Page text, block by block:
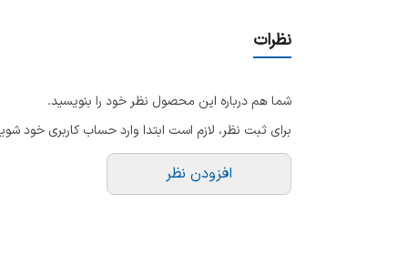
نظرات
شما هم درباره این محصول نظر خود را بنویسید.
برای ثبت نظر، لازم است ابتدا وارد حساب کاربری خود
افزودن نظر